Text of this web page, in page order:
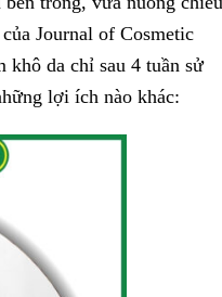
Journal of Cosmetic
khô da chỉ sau 4 tuần sử
lợi ích nào khác: